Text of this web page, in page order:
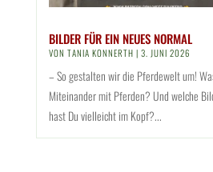
BILDER FÜR EIN NEUES NORMAL
VON TANIA KONNERTH | 3. JUNI 2026
– So gestalten wir die Pferdewelt um!
Miteinander mit Pferden? Und welche
hast Du vielleicht im Kopf?...